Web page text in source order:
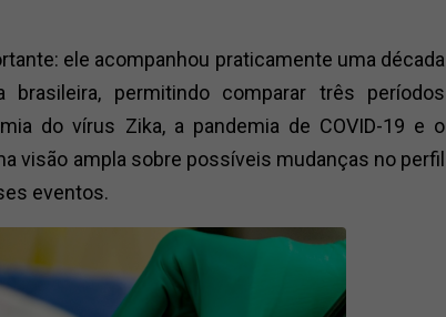
ele acompanhou praticamente uma década
permitindo comparar três períodos
do vírus Zika, a pandemia de COVID-19 e o
visão ampla sobre possíveis mudanças no perfil
eventos.